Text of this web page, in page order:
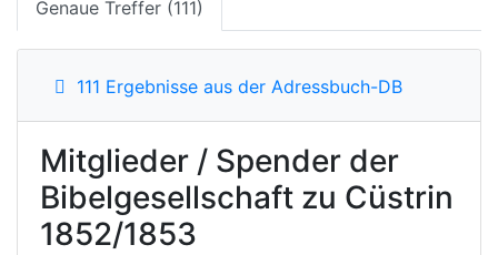
Genaue Treffer (111)
111 Ergebnisse aus der Adressbuch-DB
Mitglieder / Spender der
Bibelgesellschaft zu Cüstrin
1852/1853